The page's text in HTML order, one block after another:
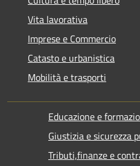
Vita lavorativa
Imprese e Commercio
Catasto e urbanistica
Mobilità e trasporti
Educazione e
Giustizia e sicurezza
Tributi,finanze e